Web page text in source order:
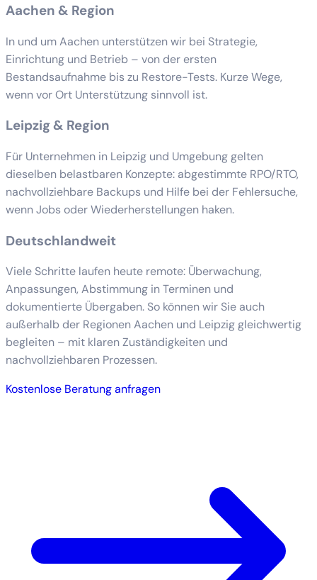
Aachen & Region
In und um Aachen unterstützen wir bei Strategie,
Einrichtung und Betrieb – von der ersten
Bestandsaufnahme bis zu Restore-Tests. Kurze Wege,
wenn vor Ort Unterstützung sinnvoll ist.
Leipzig & Region
Für Unternehmen in Leipzig und Umgebung gelten
dieselben belastbaren Konzepte: abgestimmte RPO/RTO,
nachvollziehbare Backups und Hilfe bei der Fehlersuche,
wenn Jobs oder Wiederherstellungen haken.
Deutschlandweit
Viele Schritte laufen heute remote: Überwachung,
Anpassungen, Abstimmung in Terminen und
dokumentierte Übergaben. So können wir Sie auch
außerhalb der Regionen Aachen und Leipzig gleichwertig
begleiten – mit klaren Zuständigkeiten und
nachvollziehbaren Prozessen.
Kostenlose Beratung anfragen